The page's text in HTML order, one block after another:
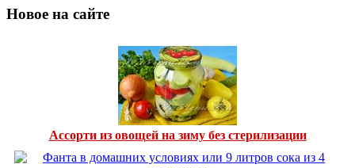
Новое на сайте
Ассорти из овощей на зиму без стерилизации